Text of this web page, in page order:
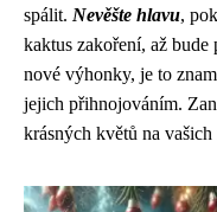
spálit. Nevěšte hlavu,
kaktus zakoření, až
nové výhonky, je to
jejich přihnojováním.
krásných květů na